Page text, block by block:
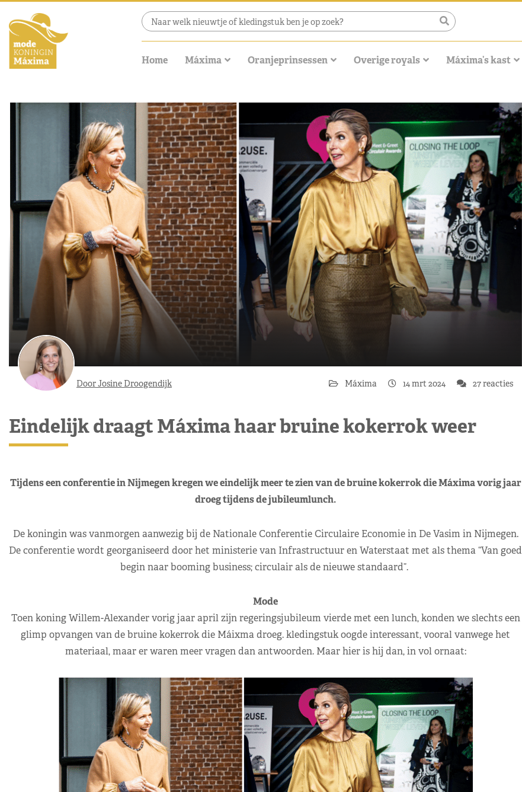
Home Máxima Oranjeprinsessen Overige royals Máxima’s kast
Door Josine Droogendijk Máxima 14 mrt 2024 27 reacties
Eindelijk draagt Máxima haar bruine kokerrok weer
Tijdens een conferentie in Nijmegen kregen we eindelijk meer te zien van de bruine kokerrok die Máxima vorig jaar
droeg tijdens de jubileumlunch.
De koningin was vanmorgen aanwezig bij de Nationale Conferentie Circulaire Economie in De Vasim in Nijmegen.
De conferentie wordt georganiseerd door het ministerie van Infrastructuur en Waterstaat met als thema “Van goed
begin naar booming business; circulair als de nieuwe standaard”.
Mode
Toen koning Willem-Alexander vorig jaar april zijn regeringsjubileum vierde met een lunch, konden we slechts een
glimp opvangen van de bruine kokerrok die Máixma droeg. kledingstuk oogde interessant, vooral vanwege het
materiaal, maar er waren meer vragen dan antwoorden. Maar hier is hij dan, in vol ornaat: